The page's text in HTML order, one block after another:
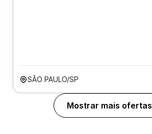
SÃO PAULO/SP
Mostrar mais ofertas